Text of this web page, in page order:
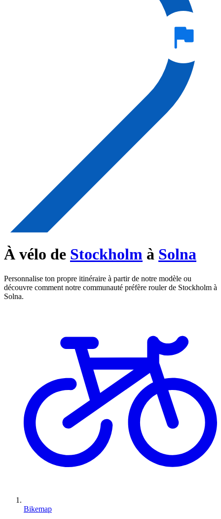
À vélo de Stockholm à Solna
Personnalise ton propre itinéraire à partir de notre modèle ou
découvre comment notre communauté préfère rouler de Stockholm à
Solna.
Bikemap